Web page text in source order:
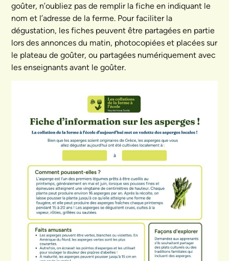
goûter, n’oubliez pas de remplir la fiche en indiquant le
nom et l’adresse de la ferme. Pour faciliter la
dégustation, les fiches peuvent être partagées en partie
lors des annonces du matin, photocopiées et placées sur
le plateau de goûter, ou partagées numériquement avec
les enseignants avant le goûter.